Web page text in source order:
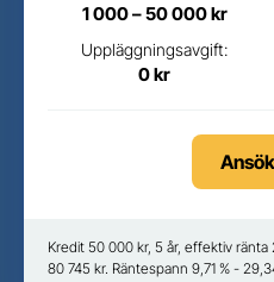
1 000 – 50 000 kr
Uppläggningsavgift:
0 kr
Kredit 50 000 kr, 5 år, effektiv
80 745 kr. Räntespann 9,71 % -